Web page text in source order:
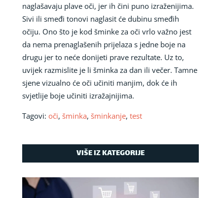
naglašavaju plave oči, jer ih čini puno izraženijima.
Sivi ili smeđi tonovi naglasit će dubinu smeđih
očiju. Ono što je kod šminke za oči vrlo važno jest
da nema prenaglašenih prijelaza s jedne boje na
drugu jer to neće donijeti prave rezultate. Uz to,
uvijek razmislite je li šminka za dan ili večer. Tamne
sjene vizualno će oči učiniti manjim, dok će ih
svjetlije boje učiniti izražajnijima.
Tagovi: oči, šminka, šminkanje, test
VIŠE IZ KATEGORIJE